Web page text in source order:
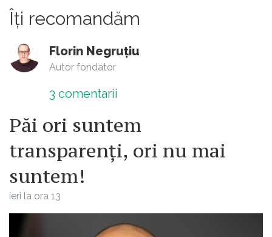
Îți recomandăm
Florin Negruțiu
Autor fondator
3 comentarii
Păi ori suntem
transparenți, ori nu mai
suntem!
ieri la ora 13